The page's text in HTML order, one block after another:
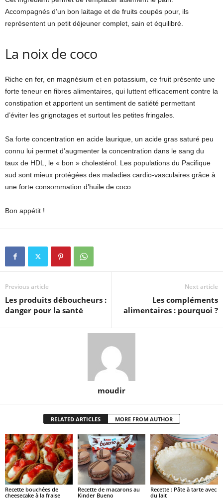
Accompagnés d’un bon laitage et de fruits coupés pour, ils
représentent un petit déjeuner complet, sain et équilibré.
La noix de coco
Riche en fer, en magnésium et en potassium, ce fruit présente une
forte teneur en fibres alimentaires, qui luttent efficacement contre la
constipation et apportent un sentiment de satiété permettant
d’éviter les grignotages et surtout les petites fringales.
Sa forte concentration en acide laurique, un acide gras saturé peu
connu lui permet d’augmenter la concentration dans le sang du
taux de HDL, le « bon » cholestérol. Les populations du Pacifique
sud sont mieux protégées des maladies cardio-vasculaires grâce à
une forte consommation d’huile de coco.
Bon appétit !
Previous article
Les produits déboucheurs :
danger pour la santé
Next article
Les compléments
alimentaires : pourquoi ?
moudir
RELATED ARTICLES MORE FROM AUTHOR
Recette bouchées de
cheesecake à la fraise
Recette de macarons au
Kinder Bueno
Recette : Pâte à tarte avec
du lait